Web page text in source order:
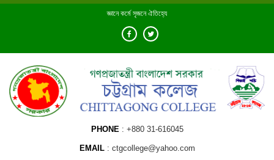
Skip
জ্ঞানে কর্মে সৃজনে ঐতিহ্যে
PHONE +880 31-616045
EMAIL ctgcollege@yahoo.com